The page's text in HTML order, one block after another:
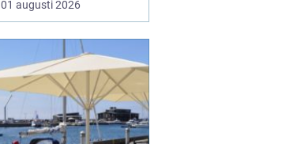
tallriken som fisk och
hudvård, kosttillskott,
textilier och till och med
som byggmaterial. När
fler vill leva mer hållbart
hamnar havet...
01 augusti 2026